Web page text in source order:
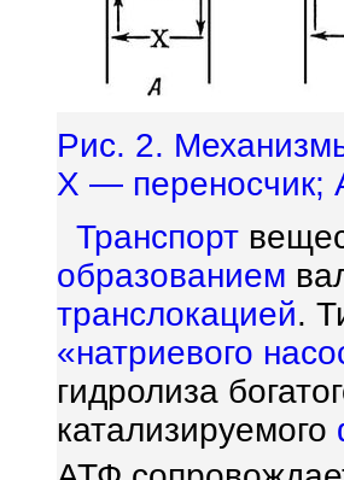
Рис. 2.
Х — переносчик;
Транспорт
образованием
транслокацией.
«натриевого
гидролиза
катализируемого